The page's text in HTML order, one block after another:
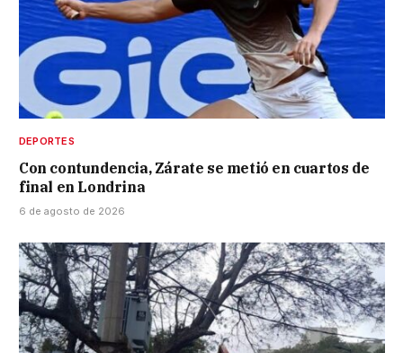
DEPORTES
Con contundencia, Zárate se metió en cuartos de
final en Londrina
6 de agosto de 2026